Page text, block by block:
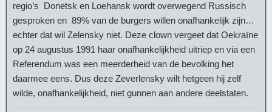
regio’s Donetsk en Loehansk wordt overwegend Russisch
gesproken en 89% van de burgers willen onafhankelijk zijn…
echter dat wil Zelensky niet. Deze clown vergeet dat Oekraïne
op 24 augustus 1991 haar onafhankelijkheid uitriep en via een
Referendum was een meerderheid van de bevolking het
daarmee eens. Dus deze Zeverlensky wilt hetgeen hij zelf
wilde, onafhankelijkheid, niet gunnen aan andere deelstaten.